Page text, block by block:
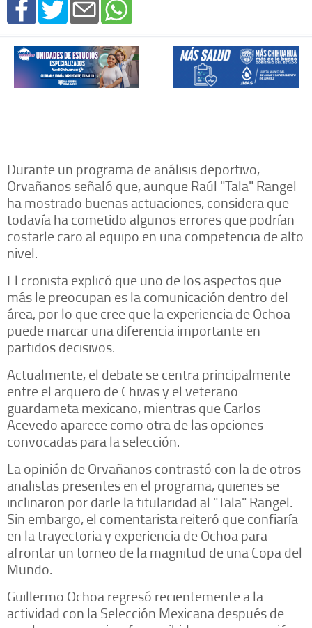
Durante un programa de análisis deportivo,
Orvañanos señaló que, aunque Raúl "Tala" Rangel
ha mostrado buenas actuaciones, considera que
todavía ha cometido algunos errores que podrían
costarle caro al equipo en una competencia de alto
nivel.
El cronista explicó que uno de los aspectos que
más le preocupan es la comunicación dentro del
área, por lo que cree que la experiencia de Ochoa
puede marcar una diferencia importante en
partidos decisivos.
Actualmente, el debate se centra principalmente
entre el arquero de Chivas y el veterano
guardameta mexicano, mientras que Carlos
Acevedo aparece como otra de las opciones
convocadas para la selección.
La opinión de Orvañanos contrastó con la de otros
analistas presentes en el programa, quienes se
inclinaron por darle la titularidad al "Tala" Rangel.
Sin embargo, el comentarista reiteró que confiaría
en la trayectoria y experiencia de Ochoa para
afrontar un torneo de la magnitud de una Copa del
Mundo.
Guillermo Ochoa regresó recientemente a la
actividad con la Selección Mexicana después de